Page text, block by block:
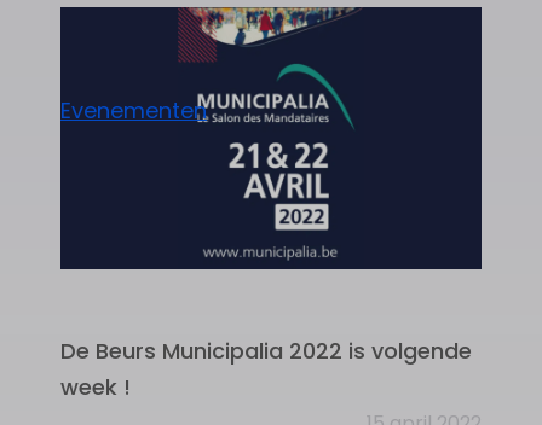
Evenementen
De Beurs Municipalia 2022 is volgende
week !